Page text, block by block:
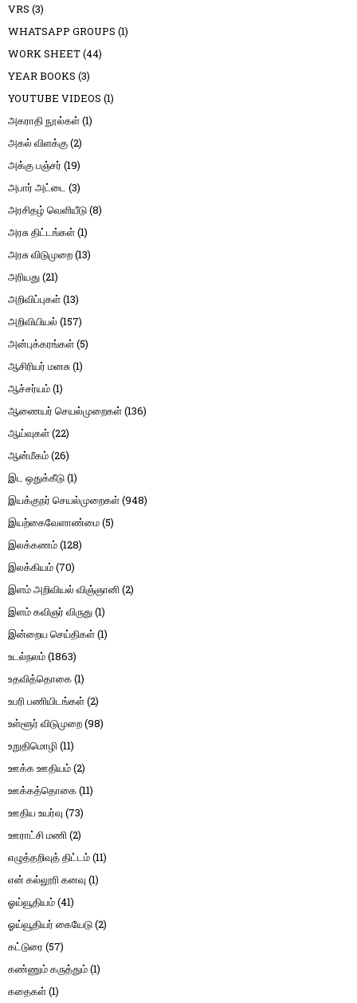
VRS (3)
WHATSAPP GROUPS (1)
WORK SHEET(44)
YEAR BOOKS (3)
YOUTUBE VIDEOS (1)
அகராதி நூல்கள்(1)
அகல் விளக்கு(2)
அக்கு பஞ்சர் (19)
அபார் அட்டை (3)
அரசிதழ் வெளியீடு(8)
அரசு திட்டங்கள்(1)
அரசு விடுமுறை(13)
அரியது(21)
அறிவிப்புகள்(13)
அறிவியியல் (157)
அன்புக்கரங்கள்(5)
ஆசிரியர் மனசு(1)
ஆச்சர்யம்(1)
ஆணையர் செயல்முறைகள்(136)
ஆய்வுகள்(22)
ஆன்மீகம்(26)
இட ஒதுக்கீடு(1)
இயக்குநர் செயல்முறைகள்(948)
இயற்கைவேளாண்மை(5)
இலக்கணம்(128)
இலக்கியம்(70)
இளம் அறிவியல் விஞ்ஞானி(2)
இளம் கவிஞர் விருது(1)
இன்றைய செய்திகள்(1)
உடல்நலம்(1863)
உதவித்தொகை(1)
உபரி பணியிடங்கள்(2)
உள்ளூர் விடுமுறை(98)
உறுதிமொழி(11)
ஊக்க ஊதியம்(2)
ஊக்கத்தொகை(11)
ஊதிய உயர்வு (73)
ஊராட்சி மணி(2)
எழுத்தறிவுத் திட்டம்(11)
என் கல்லூரி கனவு (1)
ஓய்வூதியம்(41)
ஓய்வூதியர் கையேடு(2)
கட்டுரை (57)
கண்ணும் கருத்தும்(1)
கதைகள்(1)